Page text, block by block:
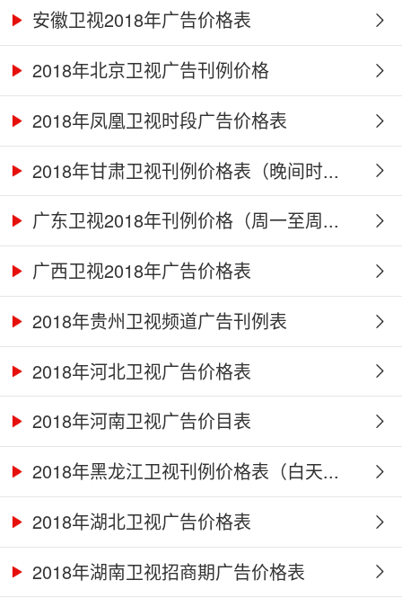
安徽卫视2018年广告价格表
2018年北京卫视广告刊例价格
2018年凤凰卫视时段广告价格表
2018年甘肃卫视刊例价格表（晚间时...
广东卫视2018年刊例价格（周一至周...
广西卫视2018年广告价格表
2018年贵州卫视频道广告刊例表
2018年河北卫视广告价格表
2018年河南卫视广告价目表
2018年黑龙江卫视刊例价格表（白天...
2018年湖北卫视广告价格表
2018年湖南卫视招商期广告价格表